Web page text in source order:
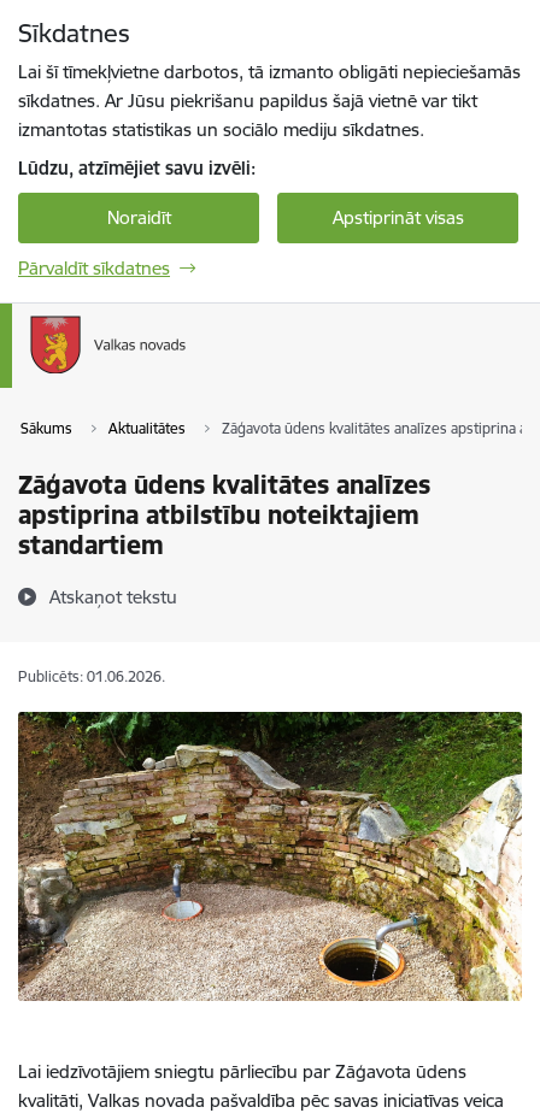
Sīkdatnes
Lai šī tīmekļvietne darbotos, tā izmanto obligāti nepieciešamās
sīkdatnes. Ar Jūsu piekrišanu papildus šajā vietnē var tikt
izmantotas statistikas un sociālo mediju sīkdatnes.
Lūdzu, atzīmējiet savu izvēli:
Noraidīt Apstiprināt visas
Pārvaldīt sīkdatnes
Sākums Aktualitātes Zāģavota ūdens kvalitātes analīzes apstiprina
Zāģavota ūdens kvalitātes analīzes
apstiprina atbilstību noteiktajiem
standartiem
Atskaņot tekstu
Publicēts: 01.06.2026.
Lai iedzīvotājiem sniegtu pārliecību par Zāģavota ūdens
kvalitāti, Valkas novada pašvaldība pēc savas iniciatīvas veica